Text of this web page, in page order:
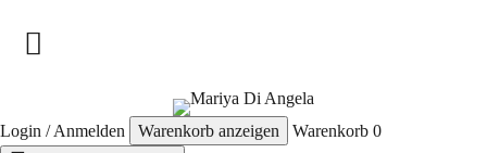
Mariya Di Angela
Login / Anmelden Warenkorb anzeigen Warenkorb 0
Zusammenarbeit